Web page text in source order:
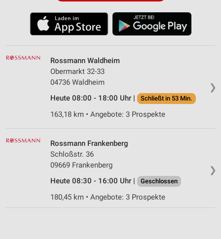
❯
Rossmann Waldheim
Obermarkt 32-33
04736 Waldheim
Heute 08:00 - 18:00 Uhr |
Schließt in 53 Min.
163,18 km • Angebote: 3 Prospekte
❯
Rossmann Frankenberg
Schloßstr. 36
09669 Frankenberg
Heute 08:30 - 16:00 Uhr |
Geschlossen
180,45 km • Angebote: 3 Prospekte